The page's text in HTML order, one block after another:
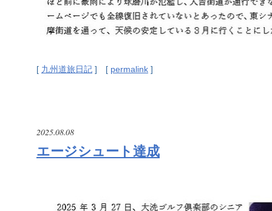
[ 九州道旅日記 ] [ permalink ]
2025.08.08
エージシュート達成